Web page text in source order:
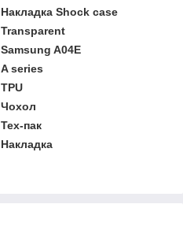
Накладка Shock case
Transparent
Samsung A04E
A series
TPU
Чохол
Тех-пак
Накладка